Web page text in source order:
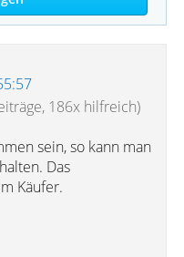
186x hilfreich)
sein, so kann man
Das
Käufer.